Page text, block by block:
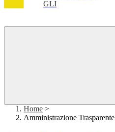
GLI
Home >
Amministrazione Trasparente